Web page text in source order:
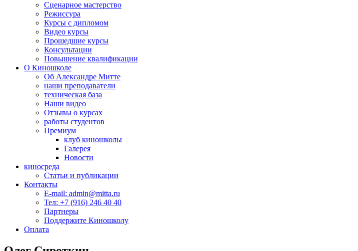
Сценарное мастерство
Режиссура
Курсы с дипломом
Видео курсы
Прошедшие курсы
Консультации
Повышение квалификации
О Киношколе
Об Александре Митте
наши преподаватели
техническая база
Наши видео
Отзывы о курсах
работы студентов
Премиум
клуб киношколы
Галерея
Новости
киносреда
Статьи и публикации
Контакты
E-mail: admin@mitta.ru
Тел: +7 (916) 246 40 40
Партнеры
Поддержите Киношколу
Оплата
Пасечник (сериал, 2012)
Дикий 2 (сериал, 2011)
«Кедр» пронзает небо (сериал, 2011)
Я счастливая (ТВ, 2010)
Дом малютки (мини-сериал, 2010)
Дикий (сериал, 2009)
Свои дети (ТВ, 2007)
14 Завещание Ленина (сериал, 2007)
Охотники за иконами (сериал, 2005)
16 Будем знакомы! (сериал, 1999)